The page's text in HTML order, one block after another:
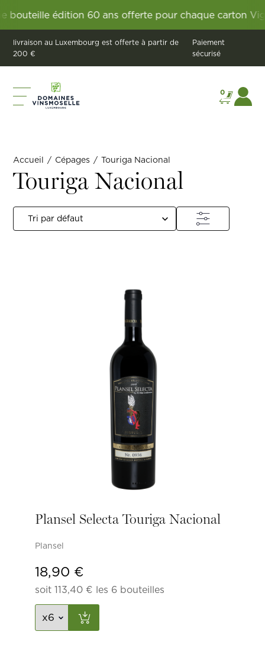
édition 60 ans offerte pour chaque carton
livraison au Luxembourg est offerte à partir de
200 €
Paiement
sécurisé
0
Accueil / Cépages / Touriga Nacional
Touriga Nacional
Plansel Selecta Touriga Nacional
Plansel
18,90 €
soit 113,40 € les 6 bouteilles